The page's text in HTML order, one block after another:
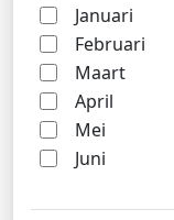
Januari
Februari
Maart
April
Mei
Juni